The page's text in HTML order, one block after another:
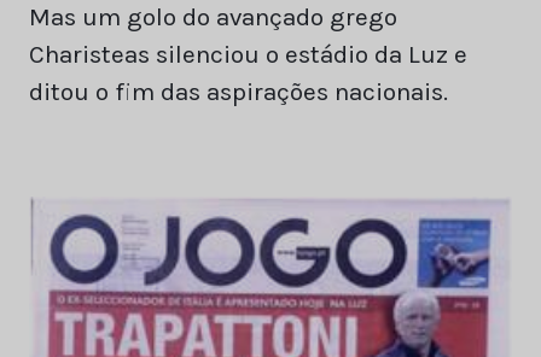
Mas um golo do avançado grego
Charisteas silenciou o estádio da Luz e
ditou o fim das aspirações nacionais.